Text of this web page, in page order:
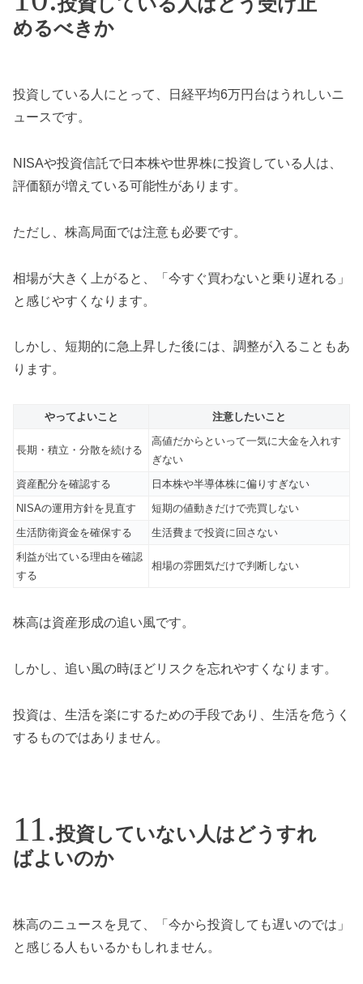
めるべきか
投資している人にとって、日経平均6万円台はうれしいニ
ュースです。
NISAや投資信託で日本株や世界株に投資している人は、
評価額が増えている可能性があります。
ただし、株高局面では注意も必要です。
相場が大きく上がると、「今すぐ買わないと乗り遅れる」
と感じやすくなります。
しかし、短期的に急上昇した後には、調整が入ることもあ
ります。
やってよいこと 注意したいこと
長期・積立・分散を続ける
高値だからといって一気に大金を入れす
ぎない
資産配分を確認する
日本株や半導体株に偏りすぎない
NISAの運用方針を見直す
短期の値動きだけで売買しない
生活防衛資金を確保する
生活費まで投資に回さない
利益が出ている理由を確認
する
相場の雰囲気だけで判断しない
株高は資産形成の追い風です。
しかし、追い風の時ほどリスクを忘れやすくなります。
投資は、生活を楽にするための手段であり、生活を危うく
するものではありません。
投資していない人はどうすれ
ばよいのか
株高のニュースを見て、「今から投資しても遅いのでは」
と感じる人もいるかもしれません。